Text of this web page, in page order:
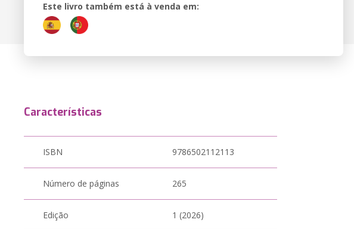
Este livro também está à venda em:
Características
ISBN 9786502112113
Número de páginas 265
Edição 1 (2026)